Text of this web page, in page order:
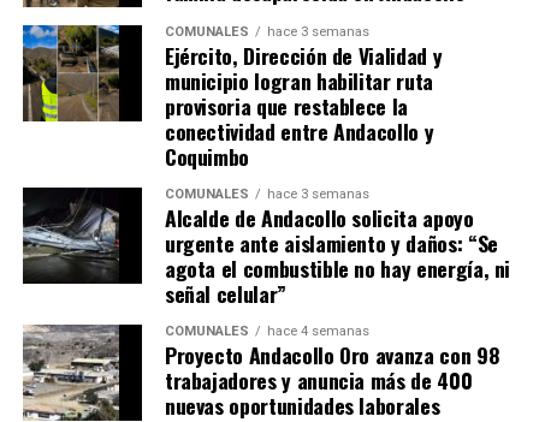
COMUNALES hace 3 semanas
Ejército, Dirección de Vialidad y
municipio logran habilitar ruta
provisoria que restablece la
conectividad entre Andacollo y
Coquimbo
COMUNALES hace 3 semanas
Alcalde de Andacollo solicita apoyo
urgente ante aislamiento y daños: “Se
agota el combustible no hay energía, ni
señal celular”
COMUNALES hace 4 semanas
Proyecto Andacollo Oro avanza con 98
trabajadores y anuncia más de 400
nuevas oportunidades laborales